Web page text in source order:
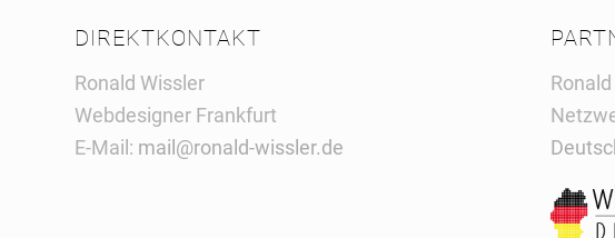
DIREKTKONTAKT
Ronald Wissler
Webdesigner Frankfurt
E-Mail: mail@ronald-wissler.de